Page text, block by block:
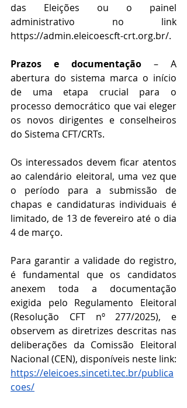
das Eleições ou o painel
administrativo no link
https://admin.eleicoescft-crt.org.br/.
Prazos e documentação – A
abertura do sistema marca o início
de uma etapa crucial para o
processo democrático que vai eleger
os novos dirigentes e conselheiros
do Sistema CFT/CRTs.
Os interessados devem ficar atentos
ao calendário eleitoral, uma vez que
o período para a submissão de
chapas e candidaturas individuais é
limitado, de 13 de fevereiro até o dia
4 de março.
Para garantir a validade do registro,
é fundamental que os candidatos
anexem toda a documentação
exigida pelo Regulamento Eleitoral
(Resolução CFT nº 277/2025), e
observem as diretrizes descritas nas
deliberações da Comissão Eleitoral
https://eleicoes.sinceti.tec.br/publica
coes/